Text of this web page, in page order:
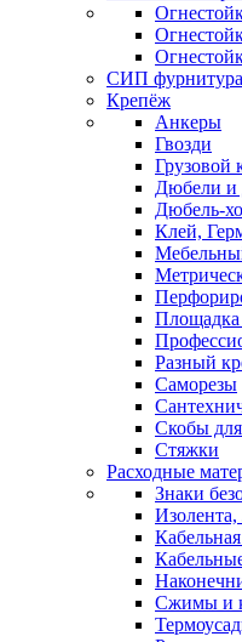
СИП фурнитура
Крепёж
Анкеры
Гвозди
Грузовой
Дюбели и
Дюбель-
Клей,
Площадка
Разный
Саморезы
Скобы для
Стяжки
Расходные
Знаки
Сжимы и